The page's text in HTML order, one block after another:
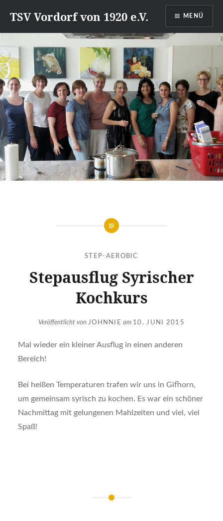
zumTSV Vordorf von 1920 e.V. MENÜ
STEP-AEROBIC
Stepausflug Syrischer
Kochkurs
Veröffentlicht von JOHNNIE am 10. JUNI 2015
Mal wieder ein kleiner Ausflug in einen anderen
Bereich!
Bei heißen Temperaturen trafen wir uns in Gifhorn,
um gemeinsam syrisch zu kochen. Es war ein schöner
Nachmittag mit gelungenen Mahlzeiten und viel, viel
Spaß!
Beitragsnavigation